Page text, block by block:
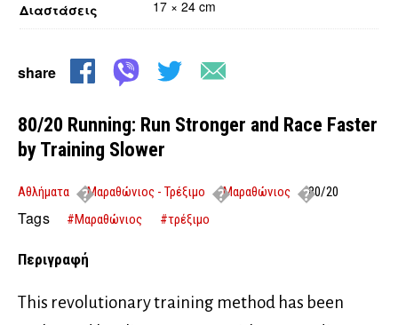
Διαστάσεις 17 × 24 cm
share
80/20 Running: Run Stronger and Race Faster
by Training Slower
Αθλήματα Μαραθώνιος - Τρέξιμο Μαραθώνιος
80/20
Running: Run Stronger and Race Faster by Training Slower
Tags #Μαραθώνιος #τρέξιμο
Περιγραφή
This revolutionary training method has been